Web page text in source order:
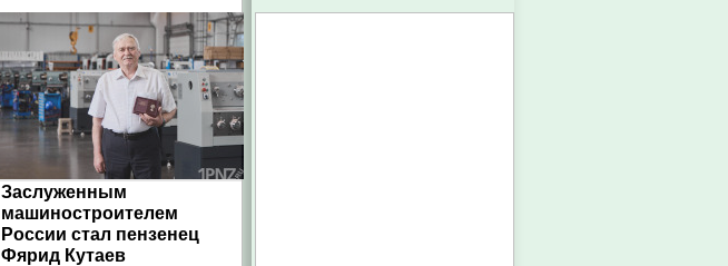
Заслуженным
машиностроителем
России стал пензенец
Фярид Кутаев